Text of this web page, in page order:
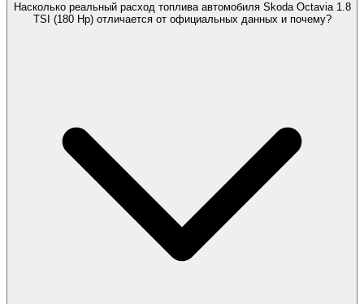
Насколько реальный расход топлива автомобиля Skoda Octavia 1.8
TSI (180 Hp) отличается от официальных данных и почему?